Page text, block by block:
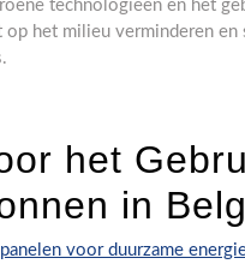
technologieën en het
op het milieu verminderen
het
in
voor duurzame